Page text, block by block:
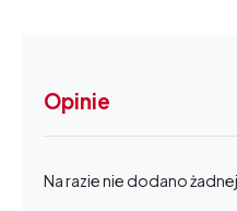
Opinie
Na razie nie dodano